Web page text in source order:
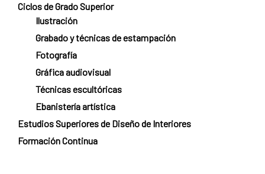
Ciclos de Grado Superior
Ilustración
Grabado y técnicas de estampación
Fotografía
Gráfica audiovisual
Técnicas escultóricas
Ebanistería artística
Estudios Superiores de Diseño de Interiores
Formación Continua